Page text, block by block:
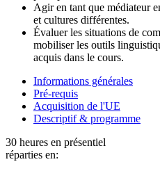
Agir en tant que médiateur
et cultures différentes.
Évaluer les situations de
mobiliser les outils
acquis dans le cours.
Informations générales
Pré-requis
Acquisition de l'UE
Descriptif & programme
30 heures en présentiel
réparties en: